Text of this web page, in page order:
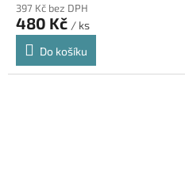
397 Kč bez DPH
480 Kč / ks
Do košíku